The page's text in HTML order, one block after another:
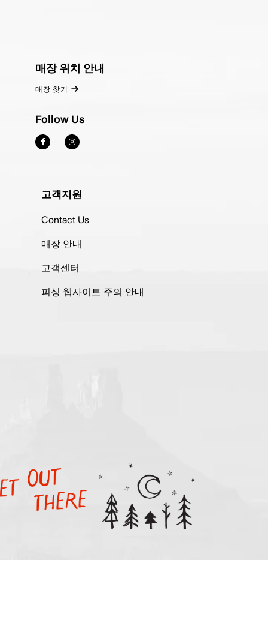
매장 위치 안내
매장 찾기
Follow Us
고객지원
Contact Us
매장 안내
고객센터
피싱 웹사이트 주의 안내